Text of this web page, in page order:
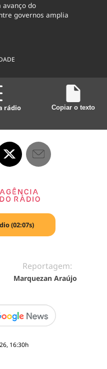
avanço do
governos amplia
rádio Copiar o texto
(02:07s)
Reportagem:
Marquezan Araújo
16:30h